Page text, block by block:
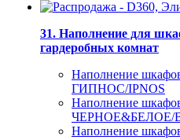
31. Наполнение для
гардеробных комнат
Наполнение
ГИПНОС/IPNOS
Наполнение
ЧЕРНОЕ&БЕЛОЕ/
Наполнение